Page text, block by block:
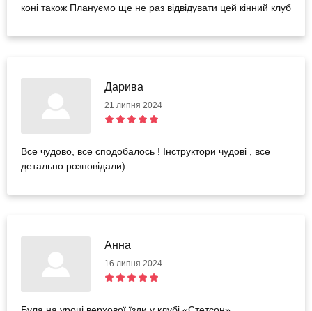
коні також Плануємо ще не раз відвідувати цей кінний клуб
Дарива
21 липня 2024
Все чудово, все сподобалось ! Інструктори чудові , все
детально розповідали)
Анна
16 липня 2024